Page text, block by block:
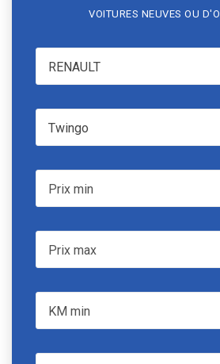
VOITURES NEUVES OU
RENAULTRENAULT
Model
Twingo
Prix minPrix min
Prix maxPrix max
KM min